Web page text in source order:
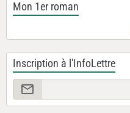
Mon 1er roman
Inscription à l'InfoLettre